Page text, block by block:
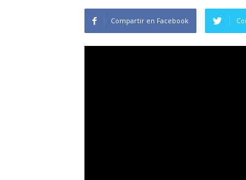
Compartir en Facebook